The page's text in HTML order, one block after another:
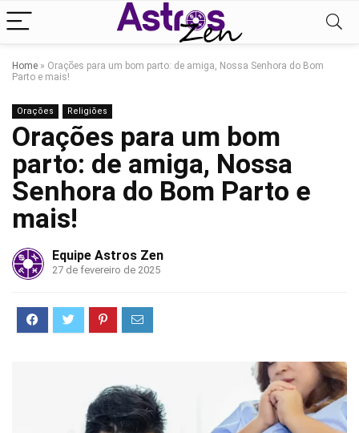
Home » Orações para um bom parto: de amiga, Nossa Senhora do Bom
Parto e mais!
Orações Religiões
Orações para um bom
parto: de amiga, Nossa
Senhora do Bom Parto e
mais!
Equipe Astros Zen
27 de fevereiro de 2025